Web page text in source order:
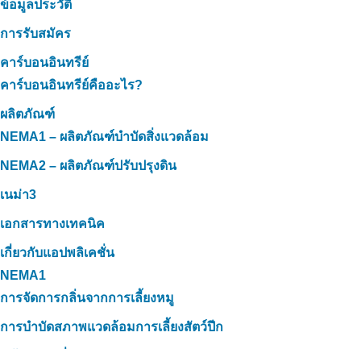
ข้อมูลประวัติ
การรับสมัคร
คาร์บอนอินทรีย์
คาร์บอนอินทรีย์คืออะไร?
ผลิตภัณฑ์
NEMA1 – ผลิตภัณฑ์บำบัดสิ่งแวดล้อม
NEMA2 – ผลิตภัณฑ์ปรับปรุงดิน
เนม่า3
เอกสารทางเทคนิค
เกี่ยวกับแอปพลิเคชั่น
NEMA1
การจัดการกลิ่นจากการเลี้ยงหมู
การบำบัดสภาพแวดล้อมการเลี้ยงสัตว์ปีก